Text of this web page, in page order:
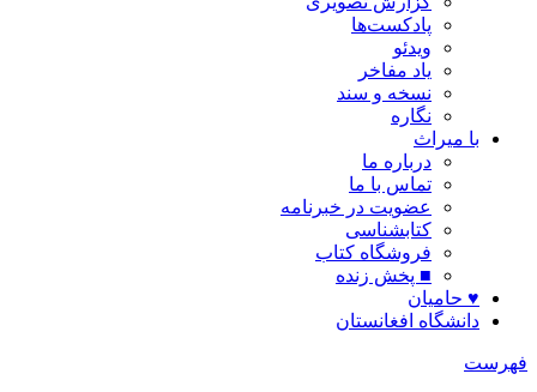
پادکست‌ها
ویدئو
یاد مفاخر
نسخه و سند
نگاره
با میراث
درباره ما
تماس با ما
عضویت در خبرنامه
کتابشناسی
فروشگاه کتاب
■ پخش زنده
♥ حامیان
دانشگاه افغانستان
فهرست